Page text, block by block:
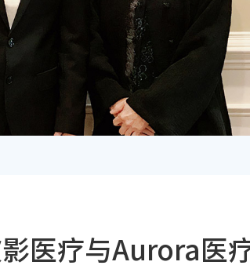
医疗与Aurora医